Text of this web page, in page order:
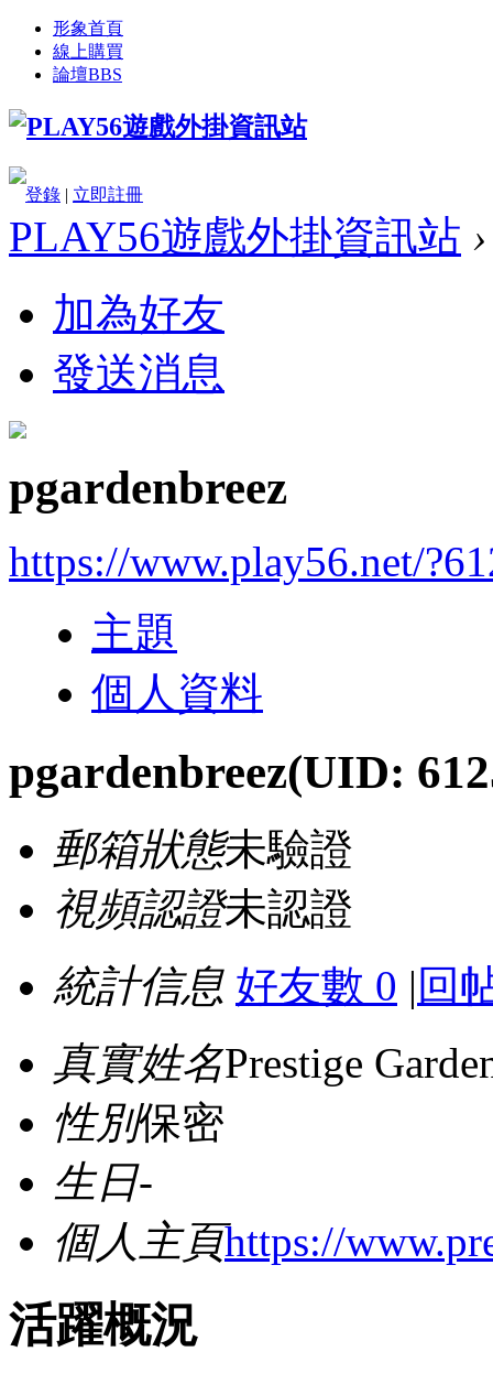
形象首頁
線上購買
論壇BBS
登錄 | 立即註冊
PLAY56遊戲外掛資訊站 ›
加為好友
發送消息
pgardenbreez
https://www.play56.net/
主題
個人資料
pgardenbreez(UID:
郵箱狀態未驗證
視頻認證未認證
統計信息 好友數 0 | 回
真實姓名Prestige
性別保密
生日-
個人主頁https://
活躍概況